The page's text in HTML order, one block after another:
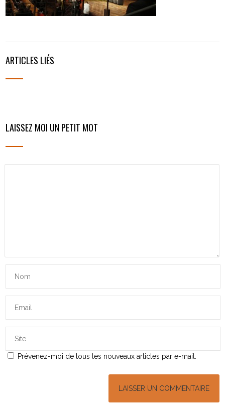
ARTICLES LIÉS
LAISSEZ MOI UN PETIT MOT
Prévenez-moi de tous les nouveaux articles par e-mail.